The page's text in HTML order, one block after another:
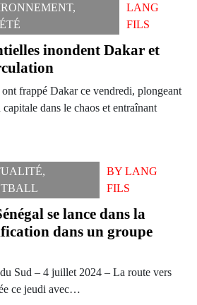
,
LANG
FILS
inondent Dakar et
frappé Dakar ce vendredi, plongeant
dans le chaos et entraînant
,
BYLANG
FILS
se lance dans la
dans un groupe
Sud – 4 juillet 2024 – La route vers
ce jeudi avec…